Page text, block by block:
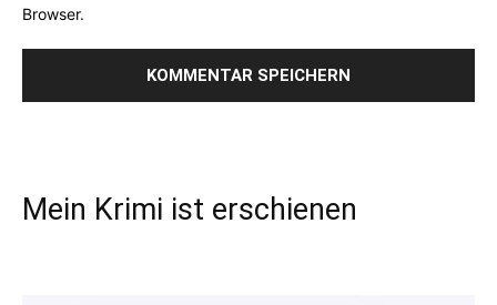
Browser.
Mein Krimi ist erschienen